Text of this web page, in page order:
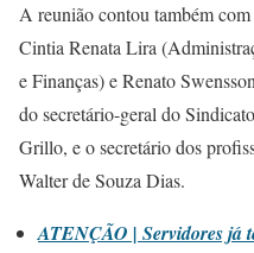
A reunião contou também
Cintia Renata Lira
e Finanças) e Renato
do secretário-geral do
Grillo, e o secretário dos
Walter de Souza Dias.
ATENÇÃO | Servidores já